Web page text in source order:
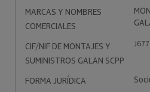
MARCAS Y NOMBRES
COMERCIALES
CIF/NIF DE MONTAJES Y
SUMINISTROS GALAN SCPP
FORMA JURÍDICA